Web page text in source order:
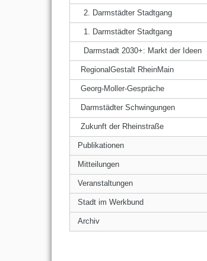
2. Darmstädter Stadtgang
1. Darmstädter Stadtgang
Darmstadt 2030+: Markt der Ideen
RegionalGestalt RheinMain
Georg-Moller-Gespräche
Darmstädter Schwingungen
Zukunft der Rheinstraße
Publikationen
Mitteilungen
Veranstaltungen
Stadt im Werkbund
Archiv